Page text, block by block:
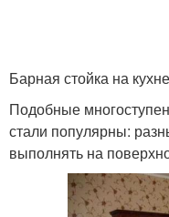
Барная стойка на
Подобные
стали популярны:
выполнять на